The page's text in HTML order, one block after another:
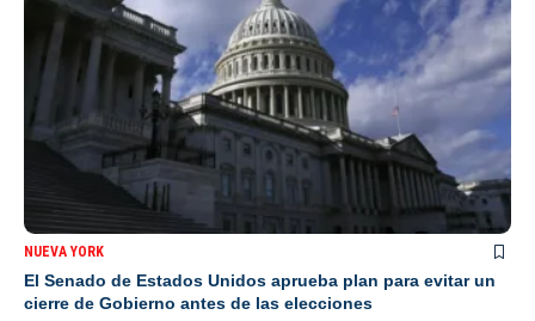
NUEVA YORK
El Senado de Estados Unidos aprueba plan para evitar un
cierre de Gobierno antes de las elecciones